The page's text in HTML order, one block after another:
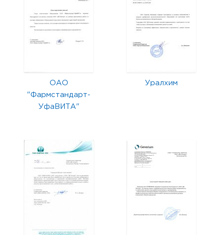
ОАО
"Фармстандарт-
УфаВИТА"
Уралхим